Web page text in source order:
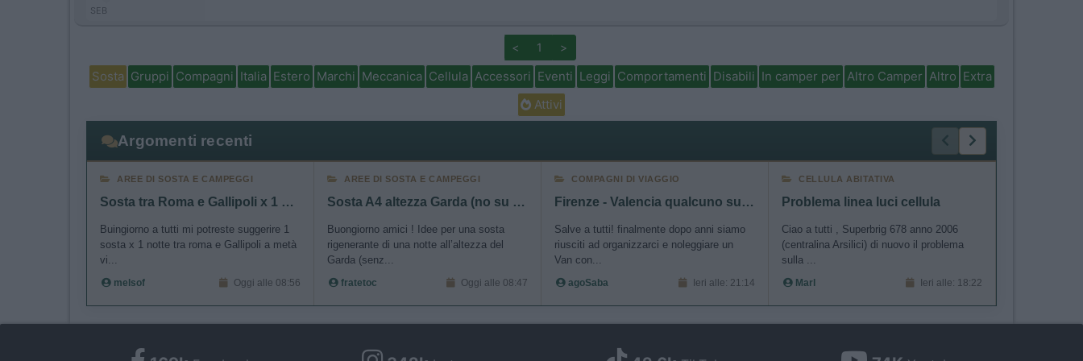
SEB
< 1 >
Sosta Gruppi Compagni Italia Estero Marchi Meccanica Cellula Accessori Eventi Leggi Comportamenti Disabili In camper per Altro Camper Altro Extra
Attivi
Argomenti recenti
AREE DI SOSTA E CAMPEGGI
Sosta tra Roma e Gallipoli x 1 notte
Buingiorno a tutti mi potreste suggerire 1
sosta x 1 notte tra roma e Gallipoli a metà
vi...
melsof Oggi alle 08:56
AREE DI SOSTA E CAMPEGGI
Sosta A4 altezza Garda (no su lago)
Buongiorno amici ! Idee per una sosta
rigenerante di una notte all’altezza del
Garda (senz...
fratetoc Oggi alle 08:47
COMPAGNI DI VIAGGIO
Firenze - Valencia qualcuno sulla stessa tratta?
Salve a tutti! finalmente dopo anni siamo
riusciti ad organizzarci e noleggiare un
Van con...
agoSaba Ieri alle: 21:14
CELLULA ABITATIVA
Problema linea luci cellula
Ciao a tutti , Superbrig 678 anno 2006
(centralina Arsilici) di nuovo il problema
sulla ...
Marl Ieri alle: 18:22